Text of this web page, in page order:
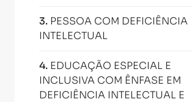
3. PESSOA COM DEFICIÊNCIA
INTELECTUAL
4. EDUCAÇÃO ESPECIAL E
INCLUSIVA COM ÊNFASE EM
DEFICIÊNCIA INTELECTUAL E